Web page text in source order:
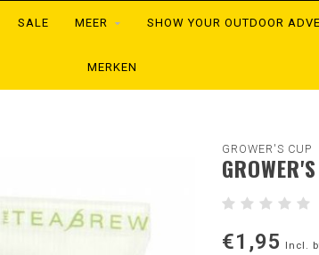
SALE MEER SHOW YOUR OUTDOOR
MERKEN
GROWER'S CUP
€1,95 Incl.